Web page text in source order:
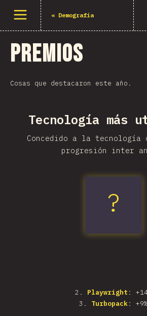
Abrir el menú
« Demografía
Premios
Cosas que destacaron este año.
Tecnología más
Concedido a la tecnología
progresión inter
?
Vitest
2 . Playwright :
3 . Turbopack: +9%